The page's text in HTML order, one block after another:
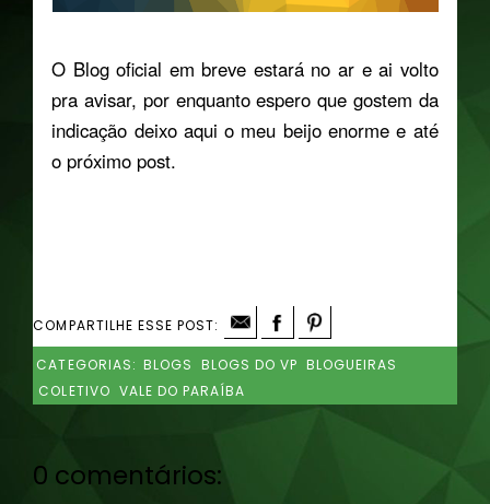
O Blog oficial em breve estará no ar e ai volto
pra avisar, por enquanto espero que gostem da
indicação deixo aqui o meu beijo enorme e até
o próximo post.
COMPARTILHE ESSE POST:
CATEGORIAS: BLOGS BLOGS DO VP BLOGUEIRAS
COLETIVO VALE DO PARAÍBA
0 comentários: